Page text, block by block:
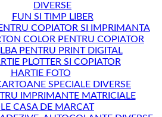
DIVERSE
FUN SI TIMP LIBER
COPIATOR SI IMPRIMANTA
COLOR PENTRU COPIATOR
PENTRU PRINT DIGITAL
PLOTTER SI COPIATOR
HARTIE FOTO
SPECIALE DIVERSE
IMPRIMANTE MATRICIALE
CASA DE MARCAT